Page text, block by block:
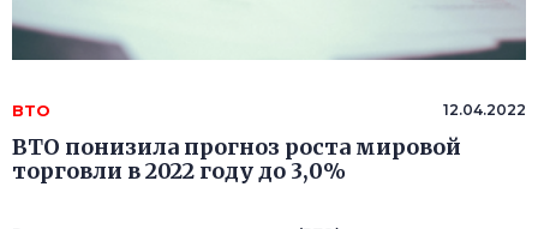
ВТО 12.04.2022
ВТО понизила прогноз роста мировой
торговли в 2022 году до 3,0%